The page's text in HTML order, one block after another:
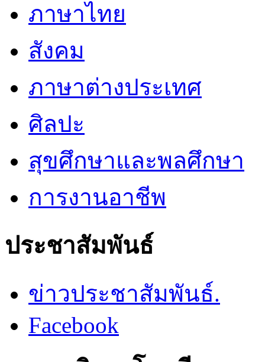
ภาษาไทย
สังคม
ภาษาต่างประเทศ
ศิลปะ
สุขศึกษาและพลศึกษา
การงานอาชีพ
ประชาสัมพันธ์
ข่าวประชาสัมพันธ์.
Facebook